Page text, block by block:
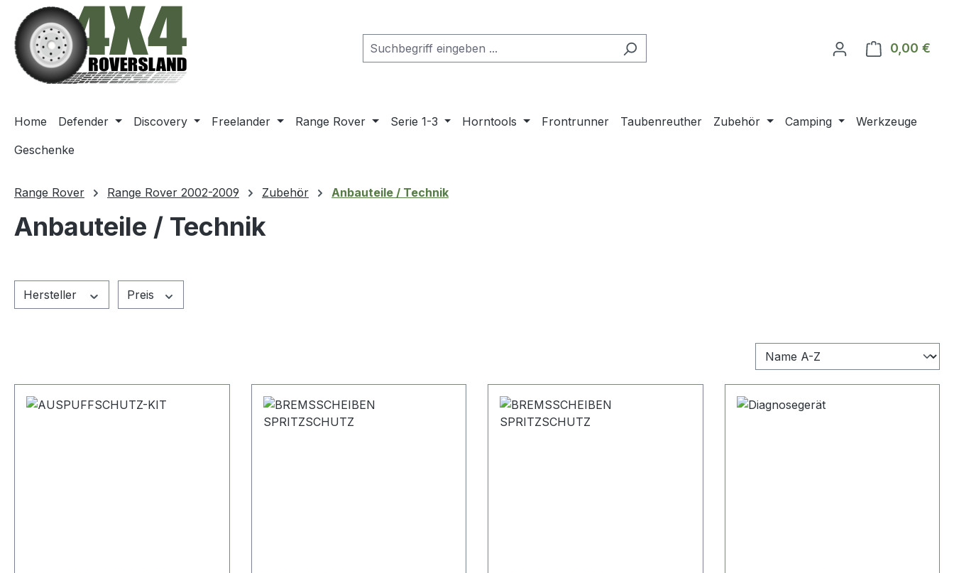
Hauptinhalt springen
Zur Suche springen
Zur Hauptnavigation springen
0,00 €
Home Defender Discovery Freelander Range Rover Serie 1-3 Horntools Frontrunner Taubenreuther Zubehör Camping
Werkzeuge
Geschenke
Range Rover Range Rover 2002-2009 Zubehör Anbauteile / Technik
Anbauteile / Technik
Hersteller Preis